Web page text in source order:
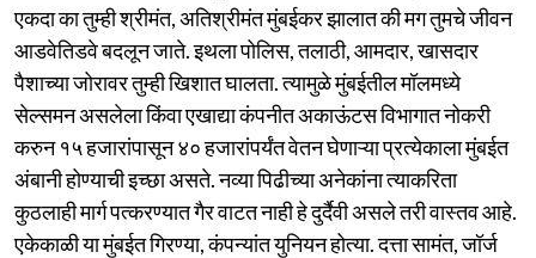
एकदा का तुम्ही श्रीमंत, अतिश्रीमंत मुंबईकर झालात की मग तुमचे जीवन
आडवेतिडवे बदलून जाते. इथला पोलिस, तलाठी, आमदार, खासदार
पैशाच्या जोरावर तुम्ही खिशात घालता. त्यामुळे मुंबईतील मॉलमध्ये
सेल्समन असलेला किंवा एखाद्या कंपनीत अकाऊंटस विभागात नोकरी
करुन १५ हजारांपासून ४० हजारांपर्यंत वेतन घेणाऱ्या प्रत्येकाला मुंबईत
अंबानी होण्याची इच्छा असते. नव्या पिढीच्या अनेकांना त्याकरिता
कुठलाही मार्ग पत्करण्यात गैर वाटत नाही हे दुर्दैवी असले तरी वास्तव आहे.
एकेकाळी या मुंबईत गिरण्या, कंपन्यांत युनियन होत्या. दत्ता सामंत, जॉर्ज